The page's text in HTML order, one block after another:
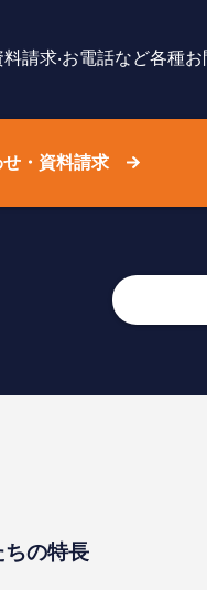
料請求‧お電話など各種
・資料請求
ちの特⻑